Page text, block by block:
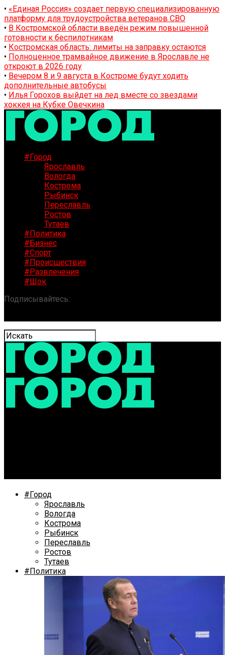
• «Единая Россия» создает первую специализированную
платформу для трудоустройства ветеранов СВО
• В Костромской области введён режим повышенной
готовности к беспилотникам
• Костромская область: лимиты на заправку остаются
• Полноценное трамвайное движение в Ярославле не
откроют в 2026 году
• Вечером 8 и 9 августа в Костроме будут ходить
дополнительные автобусы
• Илья Горохов выйдет на лед вместе со звездами
хоккея на Кубке Овечкина
#Город
Ярославль
Вологда
Кострома
Рыбинск
Переславль
Ростов
Тутаев
#Политика
#Бизнес
#Спорт
#Происшествия
#Развлечения
#Шок
Подписывайтесь:
#Город
Ярославль
Вологда
Кострома
Рыбинск
Переславль
Ростов
Тутаев
#Политика